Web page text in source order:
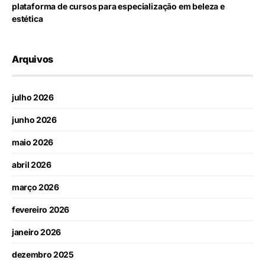
plataforma de cursos para especialização em beleza e
estética
Arquivos
julho 2026
junho 2026
maio 2026
abril 2026
março 2026
fevereiro 2026
janeiro 2026
dezembro 2025